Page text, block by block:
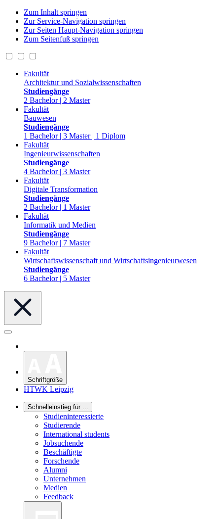
Zum Inhalt springen
Zur Service-Navigation springen
Zur Seiten Haupt-Navigation springen
Zum Seitenfuß springen
Fakultät
Architektur und Sozialwissenschaften
Studiengänge
2 Bachelor | 2 Master
Fakultät
Bauwesen
Studiengänge
1 Bachelor | 3 Master | 1 Diplom
Fakultät
Ingenieurwissenschaften
Studiengänge
4 Bachelor | 3 Master
Fakultät
Digitale Transformation
Studiengänge
2 Bachelor | 1 Master
Fakultät
Informatik und Medien
Studiengänge
9 Bachelor | 7 Master
Fakultät
Wirtschaftswissenschaft und Wirtschaftsingenieurwesen
Studiengänge
6 Bachelor | 5 Master
Schriftgröße
HTWK Leipzig
Schnelleinstieg für ...
Studieninteressierte
Studierende
International students
Jobsuchende
Beschäftigte
Forschende
Alumni
Unternehmen
Medien
Feedback